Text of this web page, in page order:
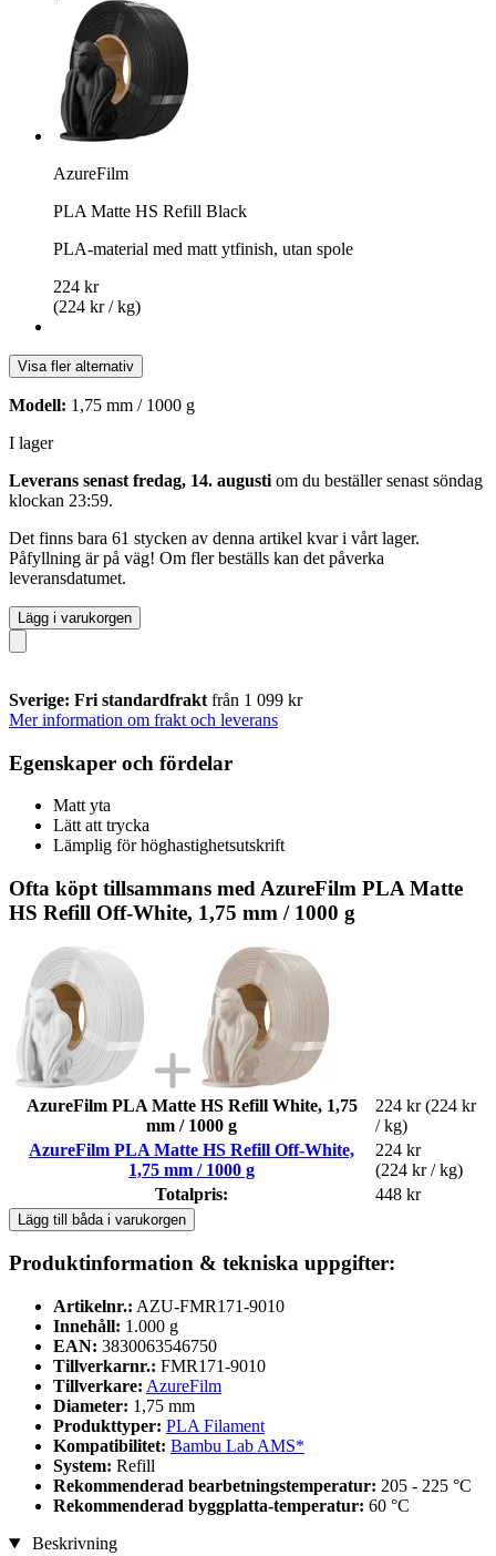
AzureFilm
PLA Matte HS Refill Black
PLA-material med matt ytfinish, utan spole
224 kr
(224 kr / kg)
Visa fler alternativ
Modell: 1,75 mm / 1000 g
I lager
Leverans senast fredag, 14. augusti om du beställer senast söndag
klockan 23:59.
Det finns bara 61 stycken av denna artikel kvar i vårt lager.
Påfyllning är på väg! Om fler beställs kan det påverka
leveransdatumet.
Lägg i varukorgen
Sverige: Fri standardfrakt från 1 099 kr
Mer information om frakt och leverans
Egenskaper och fördelar
Matt yta
Lätt att trycka
Lämplig för höghastighetsutskrift
Ofta köpt tillsammans med AzureFilm PLA Matte
HS Refill Off-White, 1,75 mm / 1000 g
AzureFilm PLA Matte HS Refill White, 1,75
mm / 1000 g
224 kr (224 kr
/ kg)
AzureFilm PLA Matte HS Refill Off-White,
1,75 mm / 1000 g
224 kr
(224 kr / kg)
Totalpris:
448 kr
Lägg till båda i varukorgen
Produktinformation & tekniska uppgifter:
Artikelnr.: AZU-FMR171-9010
Innehåll: 1.000 g
EAN: 3830063546750
Tillverkarnr.: FMR171-9010
Tillverkare: AzureFilm
Diameter: 1,75 mm
Produkttyper: PLA Filament
Kompatibilitet: Bambu Lab AMS*
System: Refill
Rekommenderad bearbetningstemperatur: 205 - 225 °C
Rekommenderad byggplatta-temperatur: 60 °C
Beskrivning